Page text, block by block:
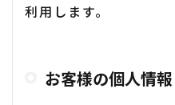
利用します。
お客様の個人情報